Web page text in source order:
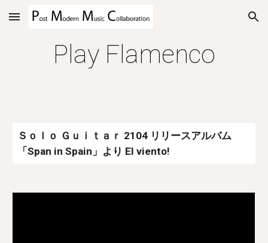
Skip to main content Skip to navigation
Play Flamenco
Ｓｏｌｏ Ｇｕｉｔａｒ 2104 リリースアルバム
「Span in Spain」より El viento!